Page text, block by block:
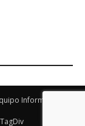
Informativo